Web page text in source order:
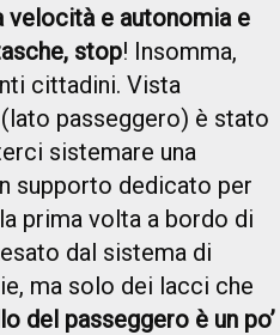
velocità e autonomia e
stop! Insomma,
cittadini. Vista
passeggero) è stato
sistemare una
supporto dedicato per
prima volta a bordo di
dal sistema di
ma solo dei lacci che
del passeggero è un po’